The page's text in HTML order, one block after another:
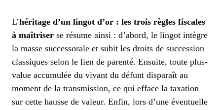
L’héritage d’un lingot d’or : les trois règles fiscales
à maîtriser se résume ainsi : d’abord, le lingot intègre
la masse successorale et subit les droits de succession
classiques selon le lien de parenté. Ensuite, toute plus-
value accumulée du vivant du défunt disparaît au
moment de la transmission, ce qui efface la taxation
sur cette hausse de valeur. Enfin, lors d’une éventuelle